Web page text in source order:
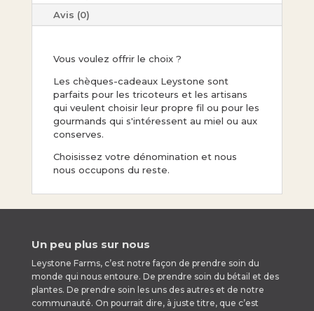
Avis (0)
Vous voulez offrir le choix ?
Les chèques-cadeaux Leystone sont
parfaits pour les tricoteurs et les artisans
qui veulent choisir leur propre fil ou pour les
gourmands qui s'intéressent au miel ou aux
conserves.
Choisissez votre dénomination et nous
nous occupons du reste.
Un peu plus sur nous
Leystone Farms, c’est notre façon de prendre soin du
monde qui nous entoure. De prendre soin du bétail et des
plantes. De prendre soin les uns des autres et de notre
communauté. On pourrait dire, à juste titre, que c’est